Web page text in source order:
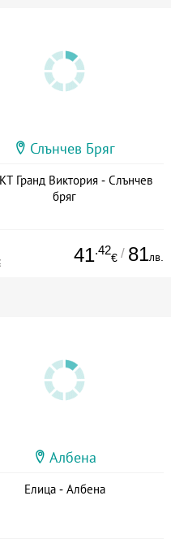
Слънчев Бряг
Гранд Виктория - Слънчев
бряг
41.42
€ / 81лв.
Албена
Елица - Албена